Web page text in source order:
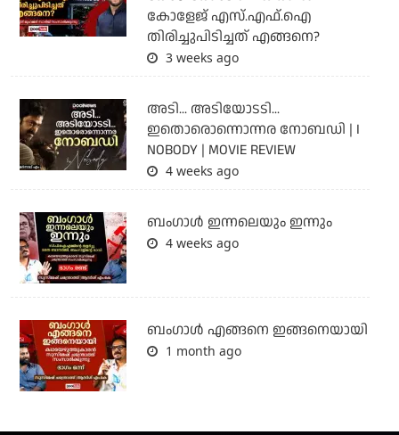
കോളേജ് എസ്.എഫ്.ഐ
തിരിച്ചുപിടിച്ചത് എങ്ങനെ?
3 weeks ago
അടി... അടിയോടടി...
ഇതൊരൊന്നൊന്നര നോബഡി | I
NOBODY | MOVIE REVIEW
4 weeks ago
ബംഗാള്‍ ഇന്നലെയും ഇന്നും
4 weeks ago
ബം​ഗാൾ എങ്ങനെ ഇങ്ങനെയായി
1 month ago